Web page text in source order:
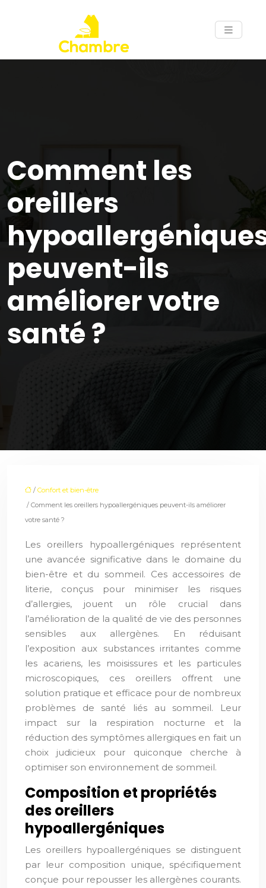
Comment les
oreillers
peuvent-ils
améliorer votre
santé ?
/ Confort et bien-être
/ Comment les oreillers hypoallergéniques peuvent-ils améliorer
votre santé ?
Les oreillers hypoallergéniques représentent
une avancée significative dans le domaine du
bien-être et du sommeil. Ces accessoires de
literie, conçus pour minimiser les risques
d’allergies, jouent un rôle crucial dans
l’amélioration de la qualité de vie des personnes
sensibles aux allergènes. En réduisant
l’exposition aux substances irritantes comme
les acariens, les moisissures et les particules
microscopiques, ces oreillers offrent une
solution pratique et efficace pour de nombreux
problèmes de santé liés au sommeil. Leur
impact sur la respiration nocturne et la
réduction des symptômes allergiques en fait un
choix judicieux pour quiconque cherche à
optimiser son environnement de sommeil.
Composition et propriétés
des oreillers
hypoallergéniques
Les oreillers hypoallergéniques se distinguent
par leur composition unique, spécifiquement
conçue pour repousser les allergènes courants.